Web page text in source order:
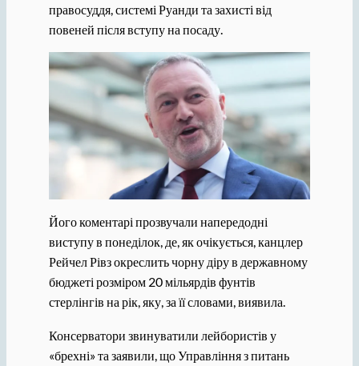
правосуддя, системі Руанди та захисті від
повеней після вступу на посаду.
Його коментарі прозвучали напередодні
виступу в понеділок, де, як очікується, канцлер
Рейчел Рівз окреслить чорну діру в державному
бюджеті розміром 20 мільярдів фунтів
стерлінгів на рік, яку, за її словами, виявила.
Консерватори звинуватили лейбористів у
«брехні» та заявили, що Управління з питань